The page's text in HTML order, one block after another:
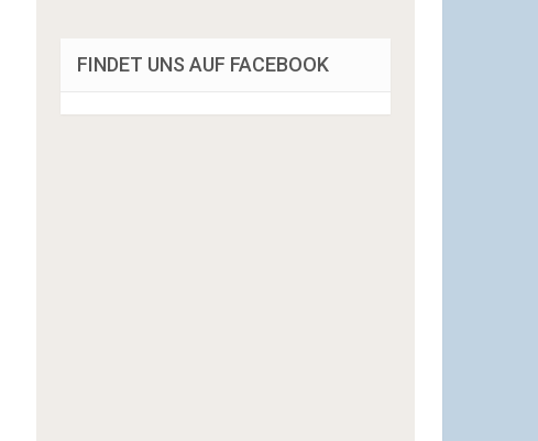
FINDET UNS AUF FACEBOOK